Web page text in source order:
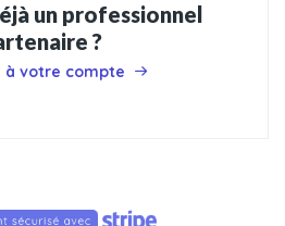
un professionnel
?
à votre compte